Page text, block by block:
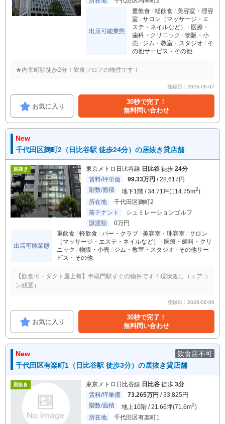
出店可能業態
重飲食 軽飲食
美容室・理容
室
サロン（マッサージ・エ
ステ・ネイルなど）
医療・
歯科・クリニック
物販・小
売
ジム・教室・スタジオ
そ
の他サービス・その他
★内幸町駅徒歩2分！飲食フロアの物件です！
登録日：2026-08-07
お気に入り
30秒で完了！
無料問い合わせ
New
千代田区麹町2（日比谷駅 徒歩24分）の居抜き貸店舗
居抜き 東京メトロ日比谷線 日比谷 徒歩 24分
賃料/坪単価
99.33万円 / 28,617円
階数/面積
地下1階 / 34.71坪(114.75m2)
所在地
千代田区麹町2
前テナント
シュミレーションゴルフ
譲渡額
0万円
出店可能業態
重飲食 軽飲食 バー・クラブ 美容室・理容室
サロン
（マッサージ・エステ・ネイルなど）
医療・歯科・クリ
ニック
物販・小売 ジム・教室・スタジオ
その他サー
ビス・その他
【飲食可・ダクト屋上有】半蔵門駅すぐの物件です！現状渡し（エアコ
ン残置）
登録日：2026-08-06
お気に入り
30秒で完了！
無料問い合わせ
New
飲食店不可
千代田区有楽町1（日比谷駅 徒歩3分）の居抜き貸店舗
居抜き 東京メトロ日比谷線 日比谷 徒歩 3分
賃料/坪単価
73.265万円 / 33,825円
階数/面積
地上10階 / 21.66坪(71.6m2)
所在地
千代田区有楽町1